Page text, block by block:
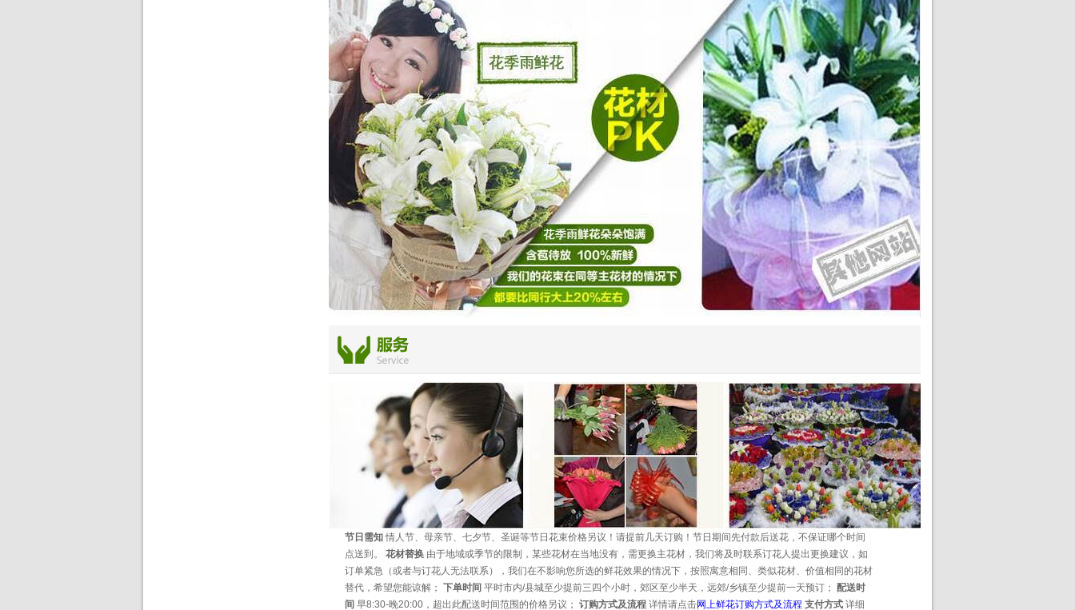
节日需知 情人节、母亲节、七夕节、圣诞等节日花束价格另议！请提前几天订购！节日期间先付款后送花，不保证哪个时间
点送到。 花材替换 由于地域或季节的限制，某些花材在当地没有，需更换主花材，我们将及时联系订花人提出更换建议，如
订单紧急（或者与订花人无法联系），我们在不影响您所选的鲜花效果的情况下，按照寓意相同、类似花材、价值相同的花材
替代，希望您能谅解； 下单时间 平时市内/县城至少提前三四个小时，郊区至少半天，远郊/乡镇至少提前一天预订； 配送时
间 早8:30-晚20:00，超出此配送时间范围的价格另议； 订购方式及流程 详情请点击网上鲜花订购方式及流程 支付方式 详细